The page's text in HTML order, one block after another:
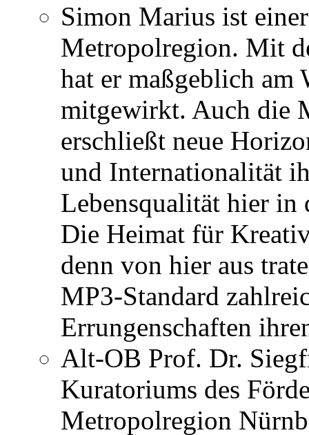
Simon Marius ist
Metropolregion. Mit
hat er maßgeblich am
mitgewirkt. Auch die
erschließt neue
und Internationalität
Lebensqualität hier in
Die Heimat für
denn von hier aus
MP3-Standard
Errungenschaften
Alt-OB Prof. Dr.
Kuratoriums des
Metropolregion